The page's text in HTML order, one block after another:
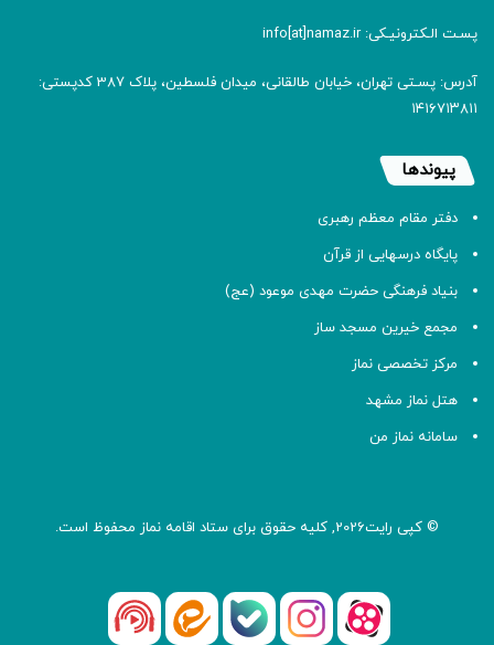
پسـت الـکترونیـکی: info[at]namaz.ir
آدرس: پسـتی تهران، خیابان طالقانی، میدان فلسطین، پلاک 387 کدپستی:
۱۴۱۶۷۱۳۸۱۱
پیوندها
دفتر مقام معظم رهبری
پایگاه درسهایی از قرآن
بنیاد فرهنگی حضرت مهدی موعود (عج)
مجمع خیرین مسجد ساز
مرکز تخصصی نماز
هتل نماز مشهد
سامانه نماز من
© کپی رایت2026, کلیه حقوق برای ستاد اقامه نماز محفوظ است.
آپارات اینستاگرام
بله ایتا